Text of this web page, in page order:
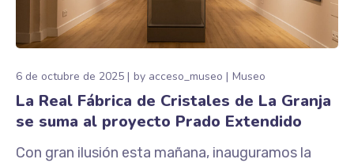
6 de octubre de 2025 by acceso_museo Museo
La Real Fábrica de Cristales de La Granja
se suma al proyecto Prado Extendido
Con gran ilusión esta mañana, inauguramos la